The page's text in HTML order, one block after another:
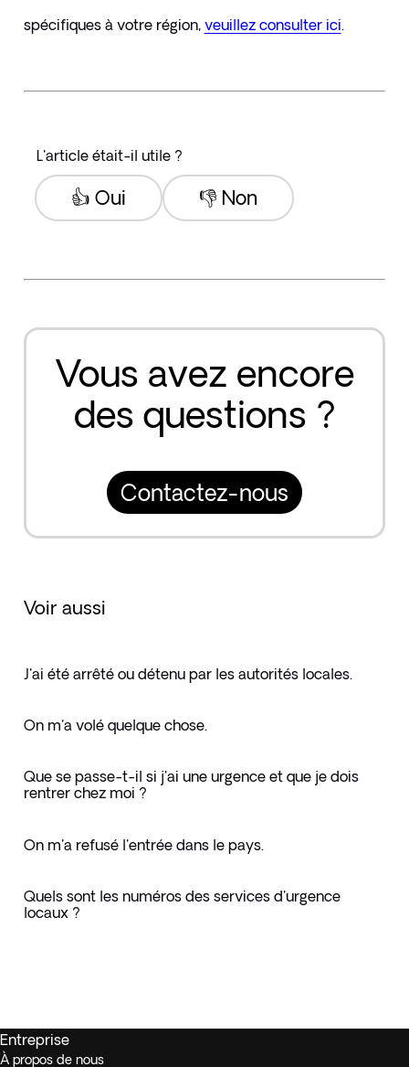
spécifiques à votre région, veuillez consulter ici.
L'article était-il utile ?
👎 Non
👍 Oui
Vous avez encore
des questions ?
Contactez-nous
Voir aussi
J'ai été arrêté ou détenu par les autorités locales.
On m'a volé quelque chose.
Que se passe-t-il si j'ai une urgence et que je dois
rentrer chez moi ?
On m'a refusé l'entrée dans le pays.
Quels sont les numéros des services d'urgence
locaux ?